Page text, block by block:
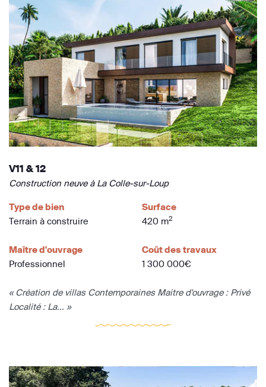
V11 & 12
Construction neuve à La Colle-sur-Loup
Type de bien
Terrain à construire
Surface
420 m2
Maître d'ouvrage
Professionnel
Coût des travaux
1 300 000€
« Création de villas Contemporaines Maitre d'ouvrage : Privé
Localité : La... »